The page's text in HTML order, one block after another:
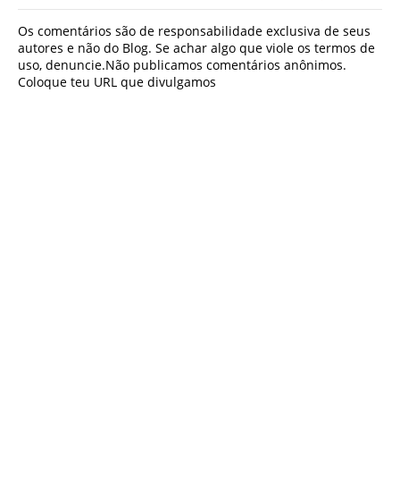
Os comentários são de responsabilidade exclusiva de seus
autores e não do Blog. Se achar algo que viole os termos de
uso, denuncie.Não publicamos comentários anônimos.
Coloque teu URL que divulgamos